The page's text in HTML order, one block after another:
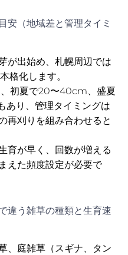
安（地域差と管理タイミ
が出始め、札幌周辺では
格化します。
初夏で20〜40cm、盛夏
あり、管理タイミングは
再刈りを組み合わせると
育が早く、回数が増える
えた頻度設定が必要で
違う雑草の種類と生育速
、庭雑草（スギナ、タン